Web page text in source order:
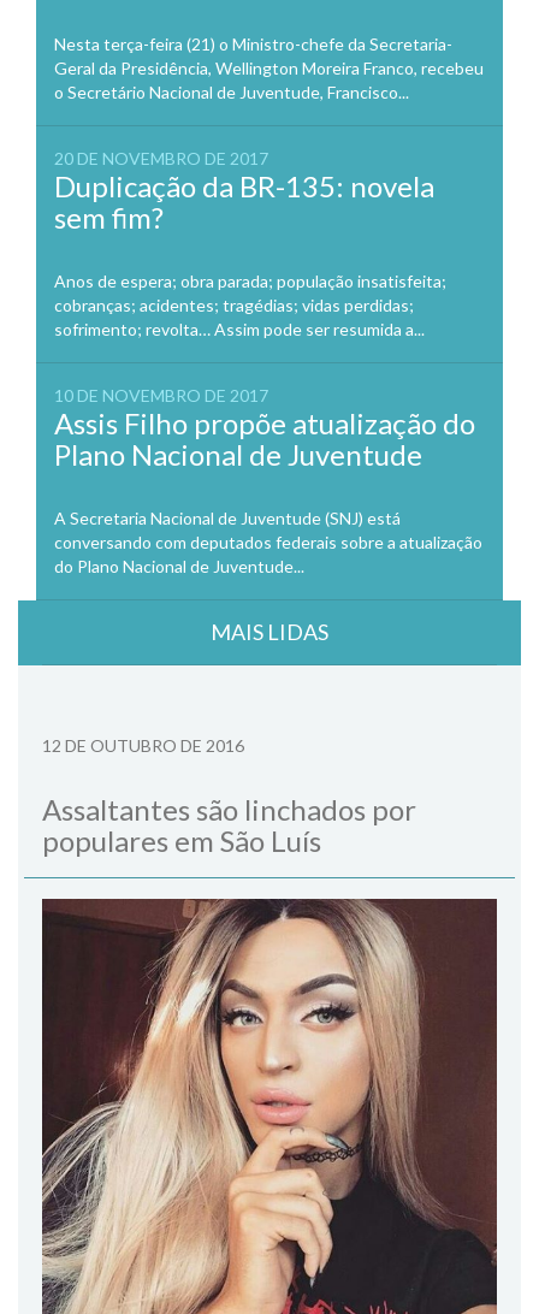
Nesta terça-feira (21) o Ministro-chefe da Secretaria-
Geral da Presidência, Wellington Moreira Franco, recebeu
o Secretário Nacional de Juventude, Francisco...
20 DE NOVEMBRO DE 2017
Duplicação da BR-135: novela
sem fim?
Anos de espera; obra parada; população insatisfeita;
cobranças; acidentes; tragédias; vidas perdidas;
sofrimento; revolta… Assim pode ser resumida a...
10 DE NOVEMBRO DE 2017
Assis Filho propõe atualização do
Plano Nacional de Juventude
A Secretaria Nacional de Juventude (SNJ) está
conversando com deputados federais sobre a atualização
do Plano Nacional de Juventude...
MAIS LIDAS
12 DE OUTUBRO DE 2016
Assaltantes são linchados por
populares em São Luís